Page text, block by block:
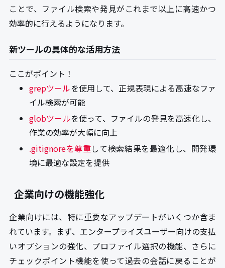
ことで、ファイル検索や発見がこれまで以上に高速かつ
効率的に行えるようになります。
新ツールの具体的な活用方法
ここがポイント！
grepツールを使用して、正規表現による高速なファ
イル検索が可能
globツールを使って、ファイルの発見を高速化し、
作業の効率が大幅に向上
.gitignoreを尊重して検索結果を最適化し、開発環
境に最適な設定を提供
企業向けの機能強化
企業向けには、特に重要なアップデートがいくつか含ま
れています。まず、エンタープライズユーザー向けの支払
いオプションの強化、プロファイル選択の機能、さらに
チェックポイント機能を使って過去の会話に戻ることが